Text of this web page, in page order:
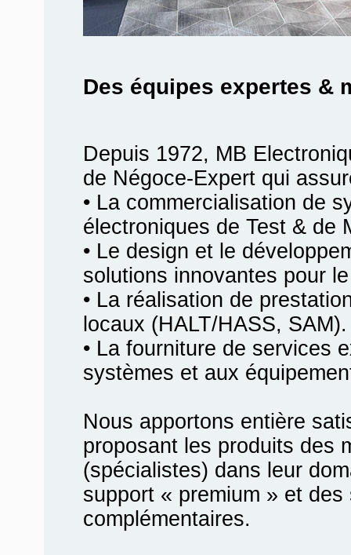
Des équipes expertes &
Depuis 1972, MB
de Négoce-Expert qui
• La commercialisation de
électroniques de Test & de
• Le design et le
solutions innovantes pour
• La réalisation de
locaux (HALT/HASS, SAM).
• La fourniture de services
systèmes et aux
Nous apportons entière
proposant les produits des
(spécialistes) dans leur
support « premium » et des
complémentaires.